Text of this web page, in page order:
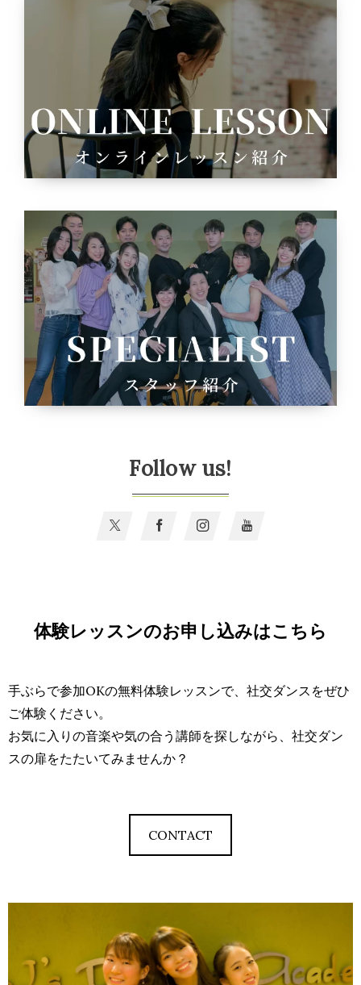
Follow us!
体験レッスンのお申し込みはこちら
手ぶらで参加OKの無料体験レッスンで、社交ダンスをぜひ
ご体験ください。
お気に入りの音楽や気の合う講師を探しながら、社交ダン
スの扉をたたいてみませんか？
CONTACT